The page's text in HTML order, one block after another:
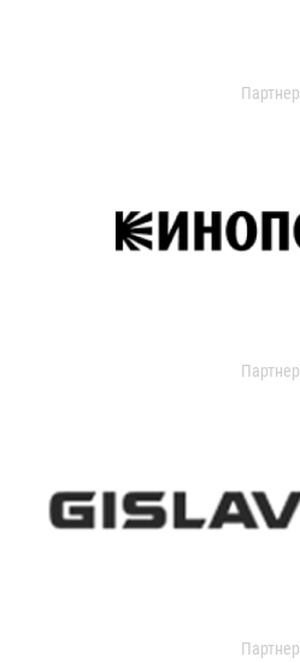
Партнер
Партнер
Партнер